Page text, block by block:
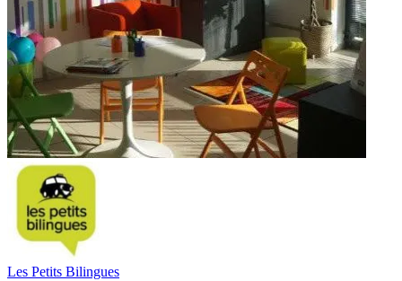
Les Petits Bilingues